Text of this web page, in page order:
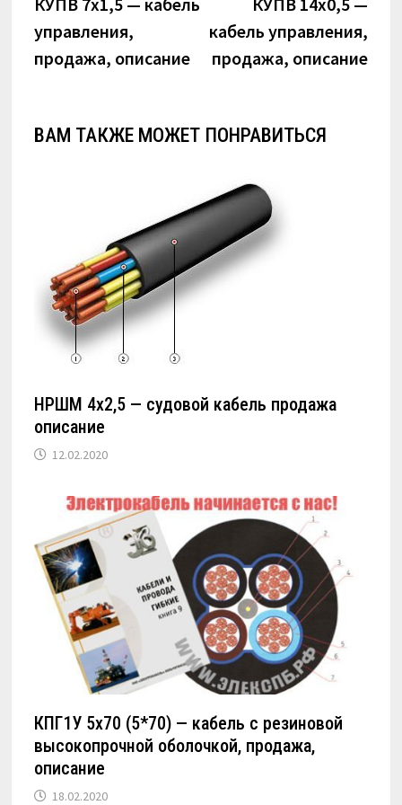
по
записям
управления,
продажа, описание
кабель управления,
продажа, описание
ВАМ ТАКЖЕ МОЖЕТ ПОНРАВИТЬСЯ
НРШМ 4х2,5 — судовой кабель продажа
описание
12.02.2020
КПГ1У 5х70 (5*70) — кабель с резиновой
высокопрочной оболочкой, продажа,
описание
18.02.2020